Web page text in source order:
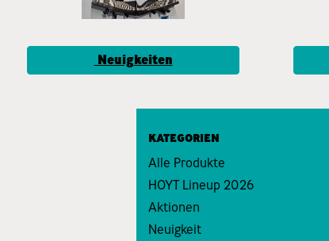
Neuigkeiten
KATEGORIEN
Alle Produkte
HOYT Lineup 2026
Aktionen
Neuigkeit